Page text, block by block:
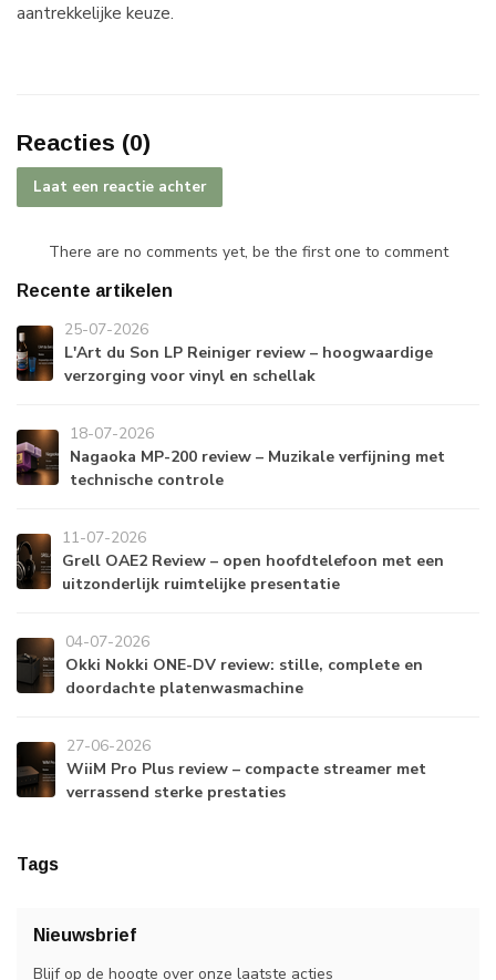
aantrekkelijke keuze.
Reacties (0)
Laat een reactie achter
There are no comments yet, be the first one to comment
Recente artikelen
25-07-2026
L'Art du Son LP Reiniger review – hoogwaardige
verzorging voor vinyl en schellak
18-07-2026
Nagaoka MP-200 review – Muzikale verfijning met
technische controle
11-07-2026
Grell OAE2 Review – open hoofdtelefoon met een
uitzonderlijk ruimtelijke presentatie
04-07-2026
Okki Nokki ONE-DV review: stille, complete en
doordachte platenwasmachine
27-06-2026
WiiM Pro Plus review – compacte streamer met
verrassend sterke prestaties
Tags
Nieuwsbrief
Blijf op de hoogte over onze laatste acties